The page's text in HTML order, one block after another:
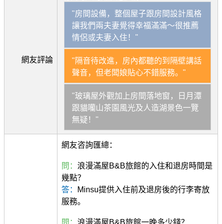
網友評論
"房間設備，整個屋子跟房間設計風格
讓我們兩夫妻覺得幸福滿滿～很推薦
情侶或夫妻入住！"
"隔音待改進，房內都聽的到隔壁講話
聲音，但老闆娘貼心不錯服務。"
"玻璃屋外觀加上房間落地窗，日月潭
跟貓囒山茶園風光及人造湖景色一覽
無疑！"
網友咨詢匯總：
問： 浪漫滿屋B&B旅館的入住和退房時間是
幾點？
答：
Minsu提供入住前及退房後的行李寄放
服務。
問： 浪漫滿屋B&B旅館一晚多少錢？